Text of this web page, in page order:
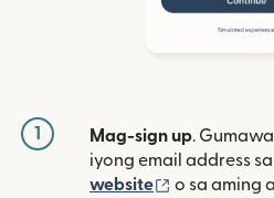
1 Mag-sign up.
iyong email address
website
(bubukas
o sa aming